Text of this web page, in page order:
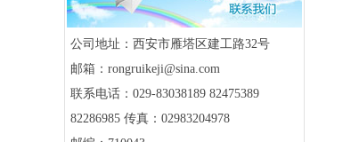
公司地址：西安市雁塔区建工路32号
邮箱：rongruikeji@sina.com
联系电话：029-83038189 82475389
82286985 传真：02983204978